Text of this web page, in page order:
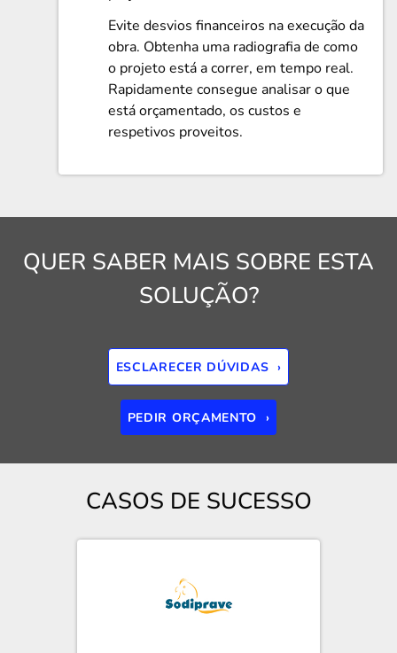
Evite desvios financeiros na execução da
obra. Obtenha uma radiografia de como
o projeto está a correr, em tempo real.
Rapidamente consegue analisar o que
está orçamentado, os custos e
respetivos proveitos.
QUER SABER MAIS SOBRE ESTA
SOLUÇÃO?
ESCLARECER DÚVIDAS ›
PEDIR ORÇAMENTO ›
CASOS DE SUCESSO